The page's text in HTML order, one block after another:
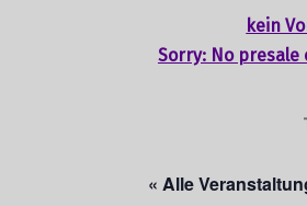
kein
Sorry: No presale
« Alle